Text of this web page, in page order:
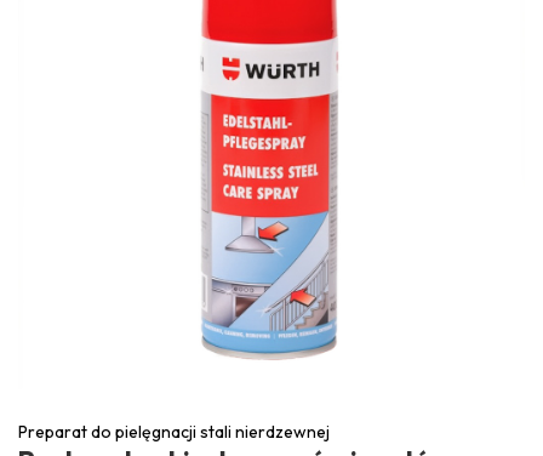
Preparat do pielęgnacji stali nierdzewnej